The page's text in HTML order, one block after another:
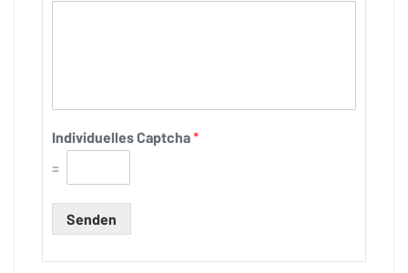
Individuelles Captcha*
=
Senden